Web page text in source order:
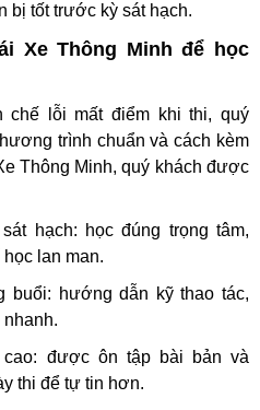
bị tốt trước kỳ sát hạch.
Xe Thông Minh để học
lỗi mất điểm khi thi, quý
trình chuẩn và cách kèm
Thông Minh, quý khách được
hạch: học đúng trọng tâm,
học lan man.
buổi: hướng dẫn kỹ thao tác,
được ôn tập bài bản và
thi để tự tin hơn.